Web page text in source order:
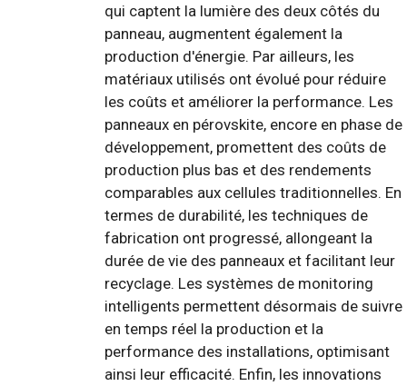
qui captent la lumière des deux côtés du
panneau, augmentent également la
production d'énergie. Par ailleurs, les
matériaux utilisés ont évolué pour réduire
les coûts et améliorer la performance. Les
panneaux en pérovskite, encore en phase de
développement, promettent des coûts de
production plus bas et des rendements
comparables aux cellules traditionnelles. En
termes de durabilité, les techniques de
fabrication ont progressé, allongeant la
durée de vie des panneaux et facilitant leur
recyclage. Les systèmes de monitoring
intelligents permettent désormais de suivre
en temps réel la production et la
performance des installations, optimisant
ainsi leur efficacité. Enfin, les innovations